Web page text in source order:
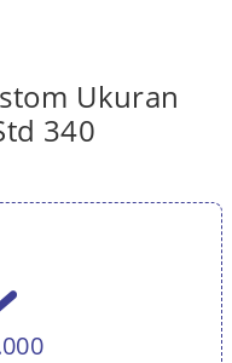
Ukuran
340